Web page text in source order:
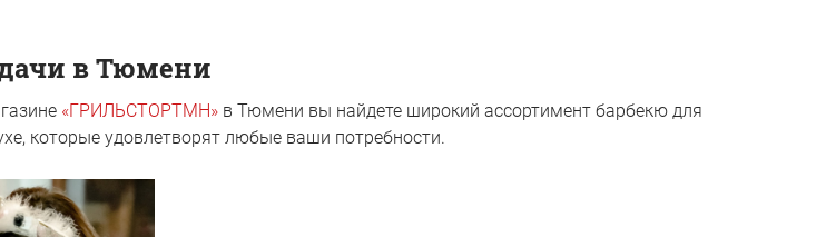
в Тюмени
«ГРИЛЬСТОРТМН» в Тюмени вы найдете широкий ассортимент барбекю для
которые удовлетворят любые ваши потребности.